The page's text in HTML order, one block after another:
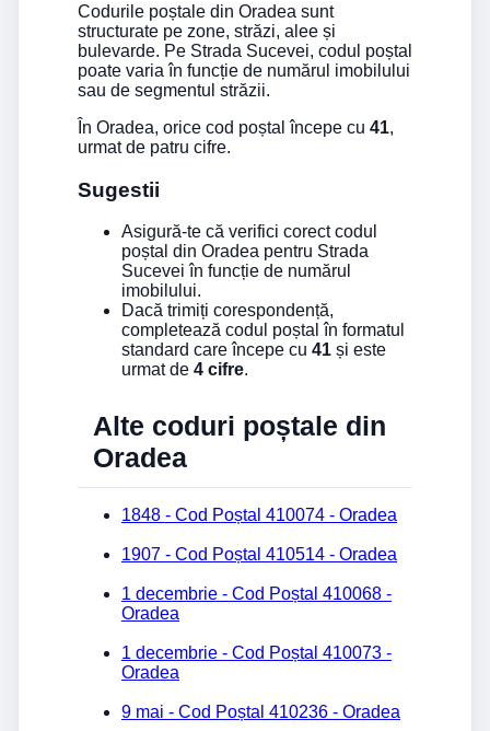
Codurile poștale din Oradea sunt
structurate pe zone, străzi, alee și
bulevarde. Pe Strada Sucevei, codul poștal
poate varia în funcție de numărul imobilului
sau de segmentul străzii.
În Oradea, orice cod poștal începe cu 41,
urmat de patru cifre.
Sugestii
Asigură-te că verifici corect codul
poștal din Oradea pentru Strada
Sucevei în funcție de numărul
imobilului.
Dacă trimiți corespondență,
completează codul poștal în formatul
standard care începe cu 41 și este
urmat de 4 cifre.
Alte coduri poștale din
Oradea
1848 - Cod Poștal 410074 - Oradea
1907 - Cod Poștal 410514 - Oradea
1 decembrie - Cod Poștal 410068 -
Oradea
1 decembrie - Cod Poștal 410073 -
Oradea
9 mai - Cod Poștal 410236 - Oradea